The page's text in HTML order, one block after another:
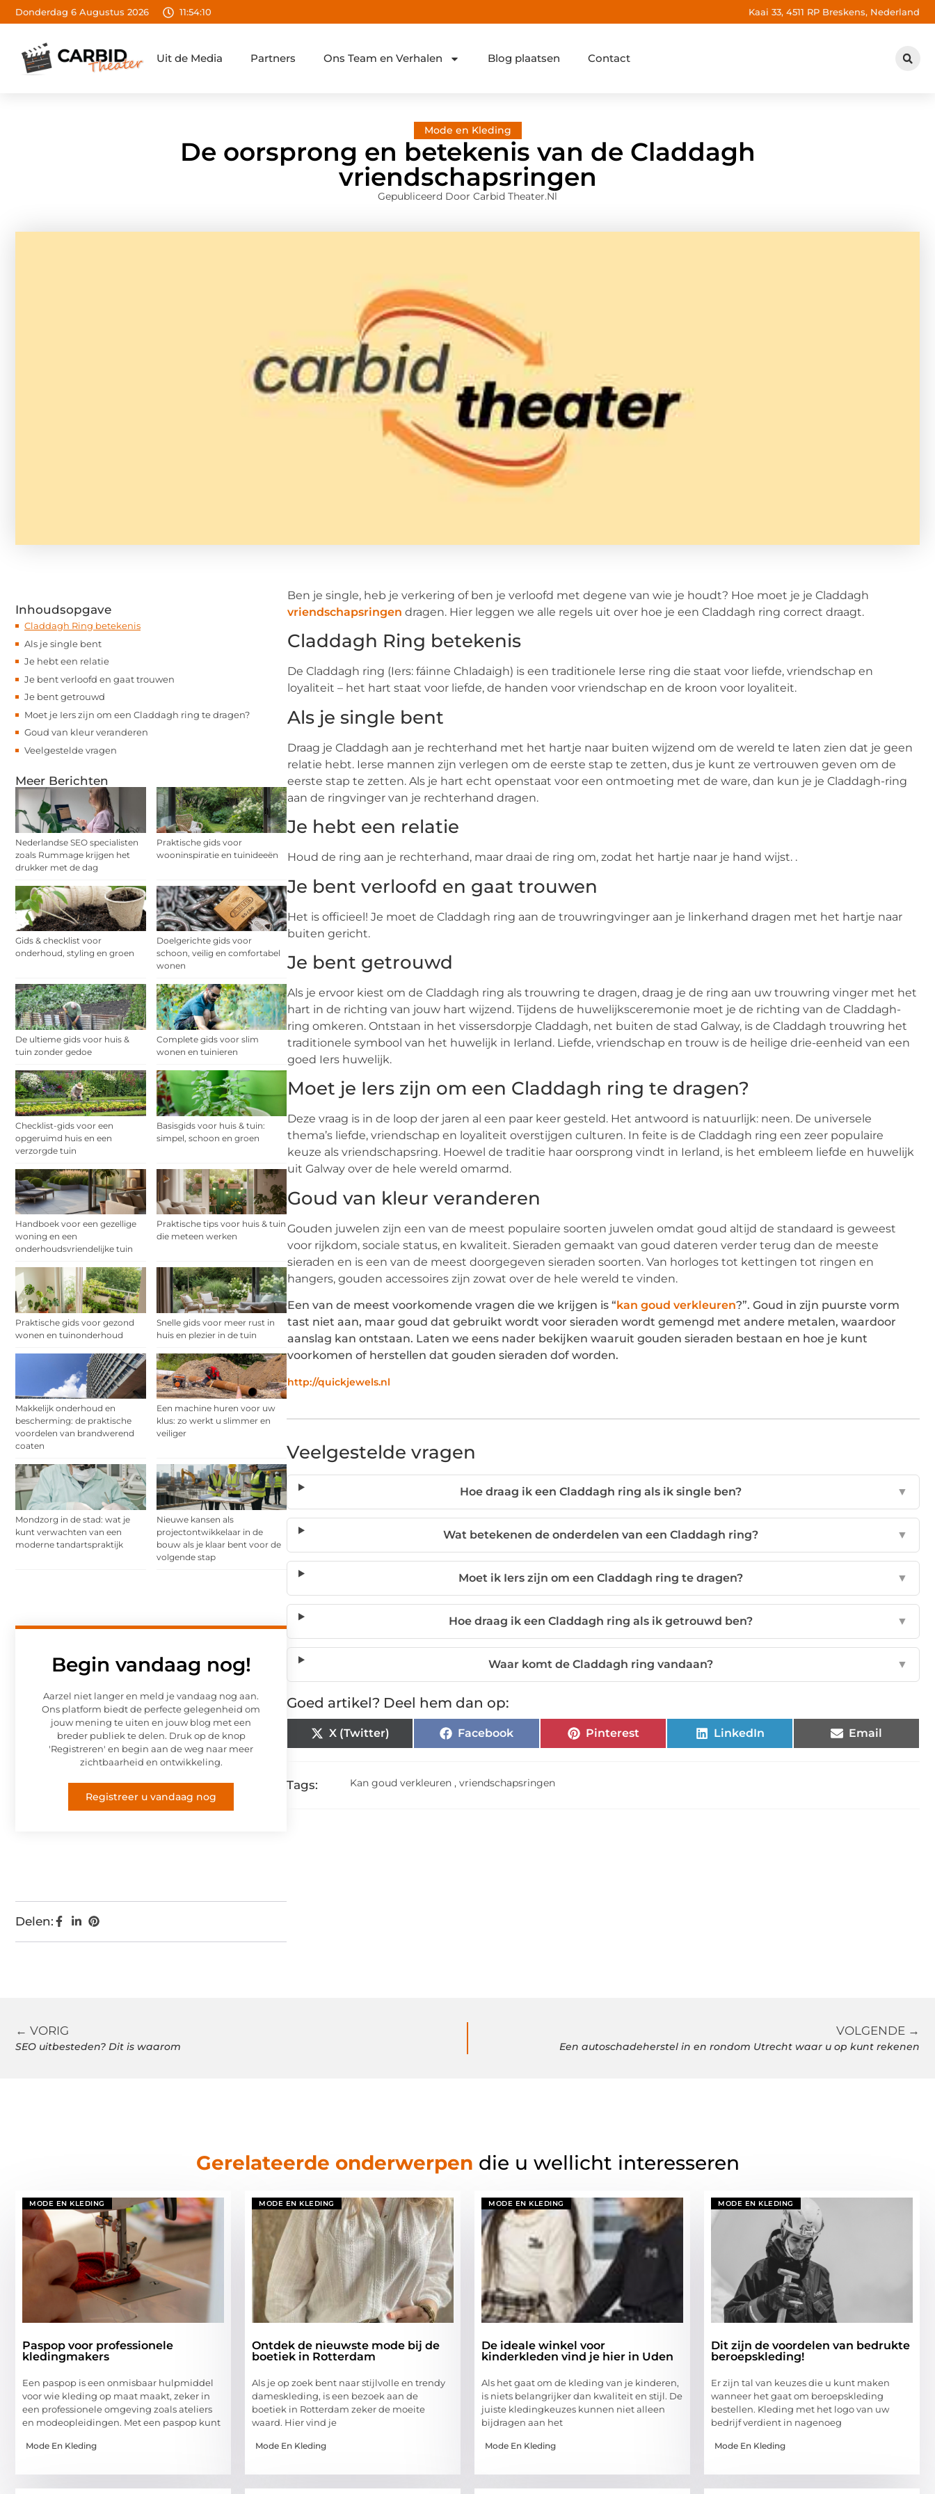
Donderdag 6 Augustus 2026 11:54:11 Kaai 33, 4511 RP Breskens, Nederland
Uit de Media Partners Ons Team en Verhalen Blog plaatsen Contact
Mode en Kleding
De oorsprong en betekenis van de Claddagh
vriendschapsringen
Gepubliceerd Door Carbid Theater.nl
Inhoudsopgave
Claddagh Ring betekenis
Als je single bent
Je hebt een relatie
Je bent verloofd en gaat trouwen
Je bent getrouwd
Moet je Iers zijn om een Claddagh ring te dragen?
Goud van kleur veranderen
Veelgestelde vragen
Meer Berichten
Nederlandse SEO specialisten
zoals Rummage krijgen het
drukker met de dag
Praktische gids voor
wooninspiratie en tuinideeën
Gids & checklist voor
onderhoud, styling en groen
Doelgerichte gids voor
schoon, veilig en comfortabel
wonen
De ultieme gids voor huis &
tuin zonder gedoe
Complete gids voor slim
wonen en tuinieren
Checklist-gids voor een
opgeruimd huis en een
verzorgde tuin
Basisgids voor huis & tuin:
simpel, schoon en groen
Handboek voor een gezellige
woning en een
onderhoudsvriendelijke tuin
Praktische tips voor huis & tuin
die meteen werken
Praktische gids voor gezond
wonen en tuinonderhoud
Snelle gids voor meer rust in
huis en plezier in de tuin
Makkelijk onderhoud en
bescherming: de praktische
voordelen van brandwerend
coaten
Een machine huren voor uw
klus: zo werkt u slimmer en
veiliger
Mondzorg in de stad: wat je
kunt verwachten van een
moderne tandartspraktijk
Nieuwe kansen als
projectontwikkelaar in de
bouw als je klaar bent voor de
volgende stap
Begin vandaag nog!
Aarzel niet langer en meld je vandaag nog aan.
Ons platform biedt de perfecte gelegenheid om
jouw mening te uiten en jouw blog met een
breder publiek te delen. Druk op de knop
'Registreren' en begin aan de weg naar meer
zichtbaarheid en ontwikkeling.
Registreer u vandaag nog
Delen:
Ben je single, heb je verkering of ben je verloofd met degene van wie je houdt? Hoe moet je je Claddagh
vriendschapsringen dragen. Hier leggen we alle regels uit over hoe je een Claddagh ring correct draagt.
Claddagh Ring betekenis
De Claddagh ring (Iers: fáinne Chladaigh) is een traditionele Ierse ring die staat voor liefde, vriendschap en
loyaliteit – het hart staat voor liefde, de handen voor vriendschap en de kroon voor loyaliteit.
Als je single bent
Draag je Claddagh aan je rechterhand met het hartje naar buiten wijzend om de wereld te laten zien dat je geen
relatie hebt. Ierse mannen zijn verlegen om de eerste stap te zetten, dus je kunt ze vertrouwen geven om de
eerste stap te zetten. Als je hart echt openstaat voor een ontmoeting met de ware, dan kun je je Claddagh-ring
aan de ringvinger van je rechterhand dragen.
Je hebt een relatie
Houd de ring aan je rechterhand, maar draai de ring om, zodat het hartje naar je hand wijst. .
Je bent verloofd en gaat trouwen
Het is officieel! Je moet de Claddagh ring aan de trouwringvinger aan je linkerhand dragen met het hartje naar
buiten gericht.
Je bent getrouwd
Als je ervoor kiest om de Claddagh ring als trouwring te dragen, draag je de ring aan uw trouwring vinger met het
hart in de richting van jouw hart wijzend. Tijdens de huwelijksceremonie moet je de richting van de Claddagh-
ring omkeren. Ontstaan in het vissersdorpje Claddagh, net buiten de stad Galway, is de Claddagh trouwring het
traditionele symbool van het huwelijk in Ierland. Liefde, vriendschap en trouw is de heilige drie-eenheid van een
goed Iers huwelijk.
Moet je Iers zijn om een Claddagh ring te dragen?
Deze vraag is in de loop der jaren al een paar keer gesteld. Het antwoord is natuurlijk: neen. De universele
thema’s liefde, vriendschap en loyaliteit overstijgen culturen. In feite is de Claddagh ring een zeer populaire
keuze als vriendschapsring. Hoewel de traditie haar oorsprong vindt in Ierland, is het embleem liefde en huwelijk
uit Galway over de hele wereld omarmd.
Goud van kleur veranderen
Gouden juwelen zijn een van de meest populaire soorten juwelen omdat goud altijd de standaard is geweest
voor rijkdom, sociale status, en kwaliteit. Sieraden gemaakt van goud dateren verder terug dan de meeste
sieraden en is een van de meest doorgegeven sieraden soorten. Van horloges tot kettingen tot ringen en
hangers, gouden accessoires zijn zowat over de hele wereld te vinden.
Een van de meest voorkomende vragen die we krijgen is “kan goud verkleuren?”. Goud in zijn puurste vorm
tast niet aan, maar goud dat gebruikt wordt voor sieraden wordt gemengd met andere metalen, waardoor
aanslag kan ontstaan. Laten we eens nader bekijken waaruit gouden sieraden bestaan en hoe je kunt
voorkomen of herstellen dat gouden sieraden dof worden.
http://quickjewels.nl
Veelgestelde vragen
Hoe draag ik een Claddagh ring als ik single ben? ▼
Wat betekenen de onderdelen van een Claddagh ring? ▼
Moet ik Iers zijn om een Claddagh ring te dragen? ▼
Hoe draag ik een Claddagh ring als ik getrouwd ben? ▼
Waar komt de Claddagh ring vandaan? ▼
Goed artikel? Deel hem dan op:
X (Twitter) Facebook Pinterest LinkedIn Email
Tags: Kan goud verkleuren , vriendschapsringen
← VORIG
SEO uitbesteden? Dit is waarom
VOLGENDE →
Een autoschadeherstel in en rondom Utrecht waar u op kunt rekenen
Gerelateerde onderwerpen die u wellicht interesseren
MODE EN KLEDING
Paspop voor professionele
kledingmakers
Een paspop is een onmisbaar hulpmiddel
voor wie kleding op maat maakt, zeker in
een professionele omgeving zoals ateliers
en modeopleidingen. Met een paspop kunt
Mode En Kleding
MODE EN KLEDING
Ontdek de nieuwste mode bij de
boetiek in Rotterdam
Als je op zoek bent naar stijlvolle en trendy
dameskleding, is een bezoek aan de
boetiek in Rotterdam zeker de moeite
waard. Hier vind je
Mode En Kleding
MODE EN KLEDING
De ideale winkel voor
kinderkleden vind je hier in Uden
Als het gaat om de kleding van je kinderen,
is niets belangrijker dan kwaliteit en stijl. De
juiste kledingkeuzes kunnen niet alleen
bijdragen aan het
Mode En Kleding
MODE EN KLEDING
Dit zijn de voordelen van bedrukte
beroepskleding!
Er zijn tal van keuzes die u kunt maken
wanneer het gaat om beroepskleding
bestellen. Kleding met het logo van uw
bedrijf verdient in nagenoeg
Mode En Kleding